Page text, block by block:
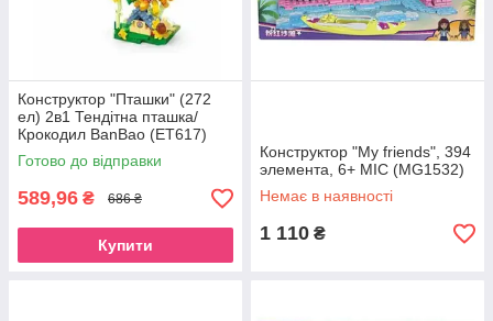
Конструктор "Пташки" (272
ел) 2в1 Тендітна пташка/
Крокодил BanBao (ET617)
Готово до відправки
589,96 ₴ 686 ₴
Купити
Конструктор "My friends", 394
элемента, 6+ МІС (MG1532)
Немає в наявності
1 110 ₴